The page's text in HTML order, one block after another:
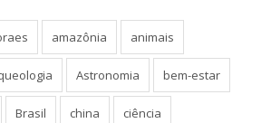
amazônia animais
Astronomia bem-estar
Brasil china ciência